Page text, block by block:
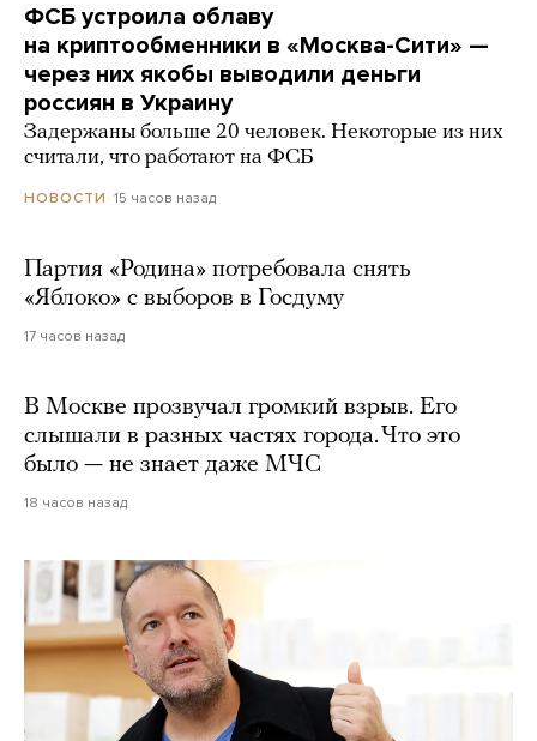
ФСБ устроила облаву
на криптообменники в «Москва-Сити» —
через них якобы выводили деньги
россиян в Украину
Задержаны больше 20 человек. Некоторые из них
считали, что работают на ФСБ
НОВОСТИ 15 часов назад
Партия «Родина» потребовала снять
«Яблоко» с выборов в Госдуму
17 часов назад
В Москве прозвучал громкий взрыв. Его
слышали в разных частях города. Что это
было — не знает даже МЧС
18 часов назад